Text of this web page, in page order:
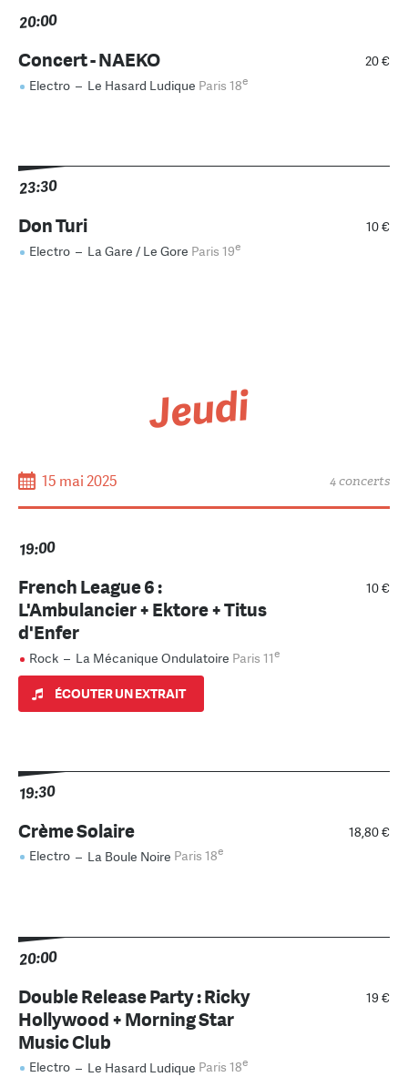
20:00
20 €
Concert - NAEKO
Electro – Le Hasard Ludique Paris 18e
23:30
10 €
Don Turi
Electro – La Gare / Le Gore Paris 19e
Jeudi
15 mai 2025 4 concerts
19:00
10 €
French League 6 :
L'Ambulancier + Ektore + Titus
d'Enfer
Rock – La Mécanique Ondulatoire Paris 11e
ÉCOUTER UN EXTRAIT
19:30
18,80 €
Crème Solaire
Electro – La Boule Noire Paris 18e
20:00
19 €
Double Release Party : Ricky
Hollywood + Morning Star
Music Club
Electro – Le Hasard Ludique Paris 18e